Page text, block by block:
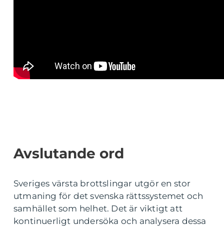
Avslutande ord
Sveriges värsta brottslingar utgör en stor
utmaning för det svenska rättssystemet och
samhället som helhet. Det är viktigt att
kontinuerligt undersöka och analysera dessa